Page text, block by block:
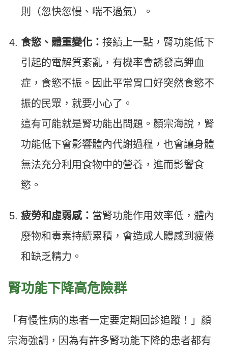
則（忽快忽慢、喘不過氣）。
食慾、體重變化： 接續上一點，腎功能低下
引起的電解質紊亂，有機率會誘發高鉀血
症，食慾不振。因此平常胃口好突然食慾不
振的民眾，就要小心了。
這有可能就是腎功能出問題。顏宗海說，腎
功能低下會影響體內代謝過程，也會讓身體
無法充分利用食物中的營養，進而影響食
慾。
疲勞和虛弱感： 當腎功能作用效率低，體內
廢物和毒素持續累積，會造成人體感到疲倦
和缺乏精力。
腎功能下降高危險群
「有慢性病的患者一定要定期回診追蹤！」顏
宗海強調，因為有許多腎功能下降的患者都有